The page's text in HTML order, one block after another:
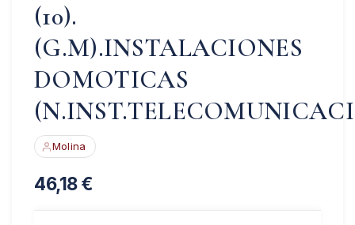
(10).
(G.M).INSTALACIONES
DOMOTICAS
Molina
46,18€